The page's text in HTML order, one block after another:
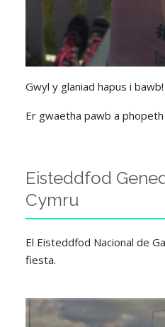
Gwyl y glaniad hapus i bawb!
Er gwaetha pawb a
Eisteddfod
Cymru
El Eisteddfod Nacional de
fiesta.